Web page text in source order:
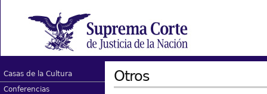
Casas de la Cultura
Conferencias
Otros